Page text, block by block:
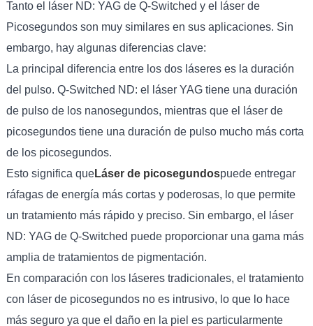
Tanto el láser ND: YAG de Q-Switched y el láser de
Picosegundos son muy similares en sus aplicaciones. Sin
embargo, hay algunas diferencias clave:
La principal diferencia entre los dos láseres es la duración
del pulso. Q-Switched ND: el láser YAG tiene una duración
de pulso de los nanosegundos, mientras que el láser de
picosegundos tiene una duración de pulso mucho más corta
de los picosegundos.
Esto significa queLáser de picosegundospuede entregar
ráfagas de energía más cortas y poderosas, lo que permite
un tratamiento más rápido y preciso. Sin embargo, el láser
ND: YAG de Q-Switched puede proporcionar una gama más
amplia de tratamientos de pigmentación.
En comparación con los láseres tradicionales, el tratamiento
con láser de picosegundos no es intrusivo, lo que lo hace
más seguro ya que el daño en la piel es particularmente